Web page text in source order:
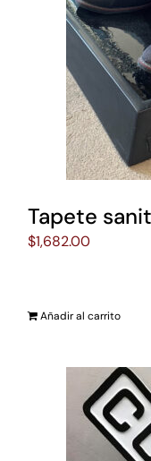
Tapete
$1,682.00
Añadir al carrito